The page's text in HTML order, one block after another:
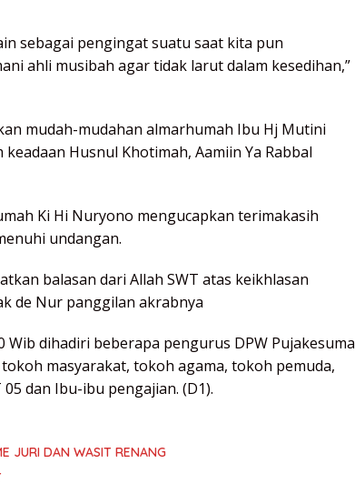
sebagai pengingat suatu saat kita pun
ahli musibah agar tidak larut dalam kesedihan,”
mudah-mudahan almarhumah Ibu Hj Mutini
Husnul Khotimah, Aamiin Ya Rabbal
Ki Hi Nuryono mengucapkan terimakasih
undangan.
balasan dari Allah SWT atas keikhlasan
de Nur panggilan akrabnya
Wib dihadiri beberapa pengurus DPW Pujakesuma
masyarakat, tokoh agama, tokoh pemuda,
dan Ibu-ibu pengajian. (D1).
JURI DAN WASIT RENANG